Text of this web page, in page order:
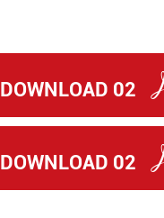
DOWNLOAD 02
DOWNLOAD 02